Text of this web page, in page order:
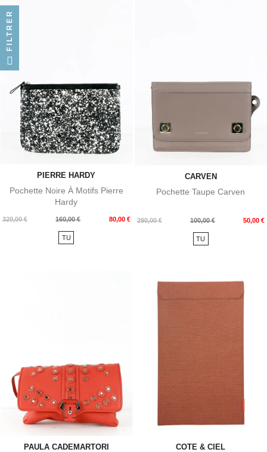
PIERRE HARDY
Pochette Noire À Motifs Pierre
Hardy
320,00 €
Prix
160,00 € 80,00 €
Prix
TU
CARVEN
Pochette Taupe Carven
290,00 €
Prix
100,00 € 50,00 €
Prix
TU
PAULA CADEMARTORI COTE & CIEL
FILTRER